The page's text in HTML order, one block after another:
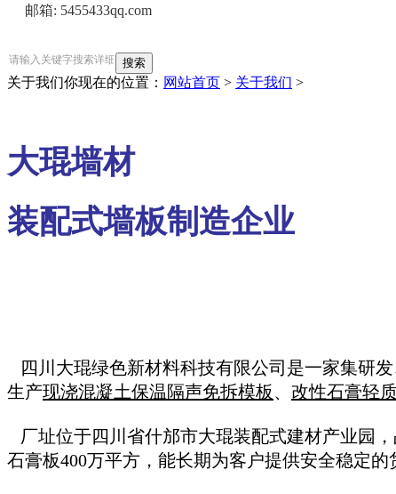
     邮箱: 5455433
qq.com
关于我们你现在的位置： 网站首页 > 关于我们 >
大琨墙材
装配式墙板制造企业
四川大琨绿色新材料科技有限公司是一家集研
生产现浇混凝土保温隔声免拆模板、 改性石膏轻
厂址位于四川省什邡市大琨装配式建材产业园
石膏板400万平方，能长期为客户提供安全稳定的